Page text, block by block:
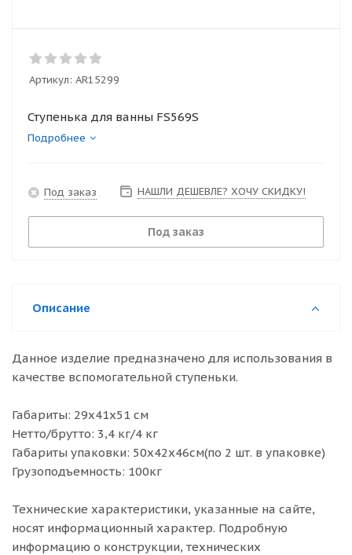
Артикул: AR15299
Ступенька для ванны FS569S
Подробнее
Под заказ НАШЛИ ДЕШЕВЛЕ? ХОЧУ СКИДКУ!
Под заказ
Описание
Данное изделие предназначено для использования в
качестве вспомогательной ступеньки.
Габариты: 29х41х51 см
Нетто/брутто: 3,4 кг/4 кг
Габариты упаковки: 50х42х46см(по 2 шт. в упаковке)
Грузоподъемность: 100кг
Технические характеристики, указанные на сайте,
носят информационный характер. Подробную
информацию о конструкции, технических